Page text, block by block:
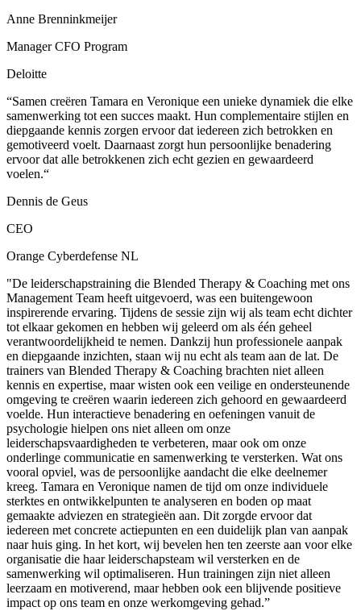
Anne Brenninkmeijer
Manager CFO Program
Deloitte
“Samen creëren Tamara en Veronique een unieke dynamiek die elke
samenwerking tot een succes maakt. Hun complementaire stijlen en
diepgaande kennis zorgen ervoor dat iedereen zich betrokken en
gemotiveerd voelt. Daarnaast zorgt hun persoonlijke benadering
ervoor dat alle betrokkenen zich echt gezien en gewaardeerd
voelen.“
Dennis de Geus
CEO
Orange Cyberdefense NL
"De leiderschapstraining die Blended Therapy & Coaching met ons
Management Team heeft uitgevoerd, was een buitengewoon
inspirerende ervaring. Tijdens de sessie zijn wij als team echt dichter
tot elkaar gekomen en hebben wij geleerd om als één geheel
verantwoordelijkheid te nemen. Dankzij hun professionele aanpak
en diepgaande inzichten, staan wij nu echt als team aan de lat. De
trainers van Blended Therapy & Coaching brachten niet alleen
kennis en expertise, maar wisten ook een veilige en ondersteunende
omgeving te creëren waarin iedereen zich gehoord en gewaardeerd
voelde. Hun interactieve benadering en oefeningen vanuit de
psychologie hielpen ons niet alleen om onze
leiderschapsvaardigheden te verbeteren, maar ook om onze
onderlinge communicatie en samenwerking te versterken. Wat ons
vooral opviel, was de persoonlijke aandacht die elke deelnemer
kreeg. Tamara en Veronique namen de tijd om onze individuele
sterktes en ontwikkelpunten te analyseren en boden op maat
gemaakte adviezen en strategieën aan. Dit zorgde ervoor dat
iedereen met concrete actiepunten en een duidelijk plan van aanpak
naar huis ging. In het kort, wij bevelen hen ten zeerste aan voor elke
organisatie die haar leiderschapsteam wil versterken en de
samenwerking wil optimaliseren. Hun trainingen zijn niet alleen
leerzaam en motiverend, maar hebben ook een blijvende positieve
impact op ons team en onze werkomgeving gehad.”